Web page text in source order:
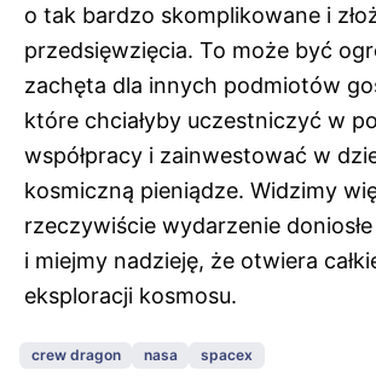
o tak bardzo skomplikowane i
przedsięwzięcia. To może być
zachęta dla innych podmiotów
które chciałyby uczestniczyć w
współpracy i zainwestować w
kosmiczną pieniądze. Widzimy
rzeczywiście wydarzenie
i miejmy nadzieję, że otwiera
eksploracji kosmosu.
crew dragon nasa spacex